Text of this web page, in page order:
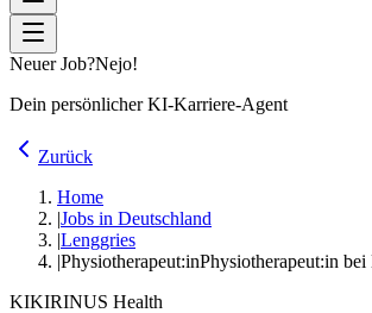
Neuer Job?Nejo!
Dein persönlicher KI-Karriere-Agent
Zurück
Home
|Jobs in Deutschland
|Lenggries
|Physiotherapeut:inPhysiotherapeut:in
KIKIRINUS Health